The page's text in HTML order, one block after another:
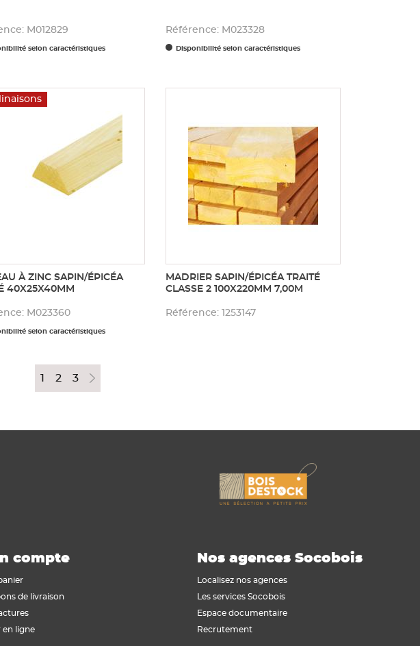
M012829
selon caractéristiques
Référence: M023328
Disponibilité selon caractéristiques
À ZINC SAPIN/ÉPICÉA
40X25X40MM
M023360
selon caractéristiques
MADRIER SAPIN/ÉPICÉA TRAITÉ
CLASSE 2 100X220MM 7,00M
Référence: 1253147
1 2 3
compte
de livraison
en ligne
Nos agences Socobois
Localisez nos agences
Les services Socobois
Espace documentaire
Recrutement